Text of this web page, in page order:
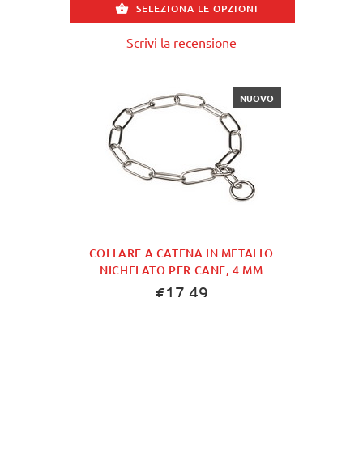
SELEZIONA LE OPZIONI
Scrivi la recensione
COLLARE A CATENA IN METALLO
NICHELATO PER CANE, 4 MM
NUOVO
€17.49